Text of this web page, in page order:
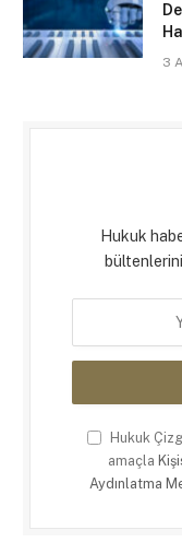
3
Hukuk
Hukuk
amaçla
Aydınlatma